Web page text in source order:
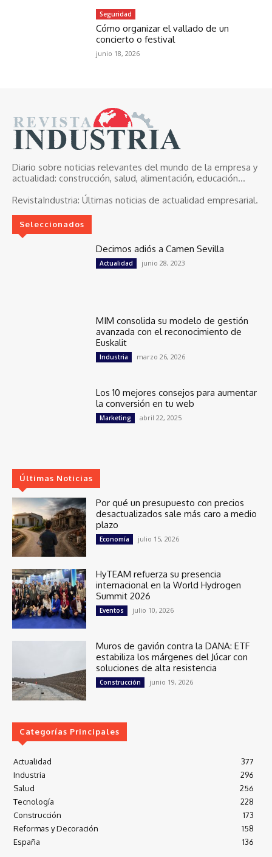
Seguridad
Cómo organizar el vallado de un
concierto o festival
junio 18, 2026
Diario sobre noticias relevantes del mundo de la empresa y
actualidad: construcción, salud, alimentación, educación...
RevistaIndustria: Últimas noticias de actualidad empresarial.
Seleccionados
Decimos adiós a Camen Sevilla
Actualidad junio 28, 2023
MIM consolida su modelo de gestión
avanzada con el reconocimiento de
Euskalit
Industria marzo 26, 2026
Los 10 mejores consejos para aumentar
la conversión en tu web
Marketing abril 22, 2025
Últimas Noticias
Por qué un presupuesto con precios
desactualizados sale más caro a medio
plazo
Economía julio 15, 2026
HyTEAM refuerza su presencia
internacional en la World Hydrogen
Summit 2026
Eventos julio 10, 2026
Muros de gavión contra la DANA: ETF
estabiliza los márgenes del Júcar con
soluciones de alta resistencia
Construcción junio 19, 2026
Categorías Principales
Actualidad
377
Industria
296
Salud
256
Tecnología
228
Construcción
173
Reformas y Decoración
158
España
136